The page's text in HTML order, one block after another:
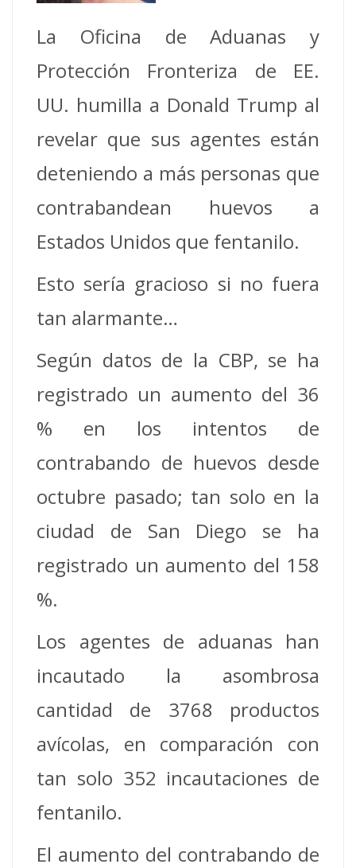
La Oficina de Aduanas y
Protección Fronteriza de EE.
UU. humilla a Donald Trump al
revelar que sus agentes están
deteniendo a más personas que
contrabandean huevos a
Estados Unidos que fentanilo.
Esto sería gracioso si no fuera
tan alarmante…
Según datos de la CBP, se ha
registrado un aumento del 36
% en los intentos de
contrabando de huevos desde
octubre pasado; tan solo en la
ciudad de San Diego se ha
registrado un aumento del 158
%.
Los agentes de aduanas han
incautado la asombrosa
cantidad de 3768 productos
avícolas, en comparación con
tan solo 352 incautaciones de
fentanilo.
El aumento del contrabando de